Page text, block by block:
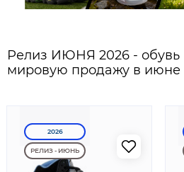
Релиз ИЮНЯ 2026 -
мировую продажу в июне
2026
РЕЛИЗ - ИЮНЬ